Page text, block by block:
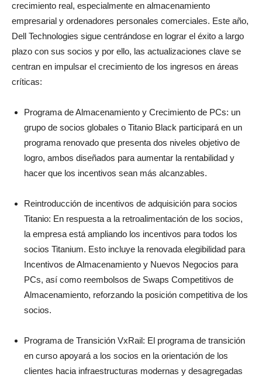
crecimiento real, especialmente en almacenamiento
empresarial y ordenadores personales comerciales. Este año,
Dell Technologies sigue centrándose en lograr el éxito a largo
plazo con sus socios y por ello, las actualizaciones clave se
centran en impulsar el crecimiento de los ingresos en áreas
críticas:
Programa de Almacenamiento y Crecimiento de PCs: un
grupo de socios globales o Titanio Black participará en un
programa renovado que presenta dos niveles objetivo de
logro, ambos diseñados para aumentar la rentabilidad y
hacer que los incentivos sean más alcanzables.
Reintroducción de incentivos de adquisición para socios
Titanio: En respuesta a la retroalimentación de los socios,
la empresa está ampliando los incentivos para todos los
socios Titanium. Esto incluye la renovada elegibilidad para
Incentivos de Almacenamiento y Nuevos Negocios para
PCs, así como reembolsos de Swaps Competitivos de
Almacenamiento, reforzando la posición competitiva de los
socios.
Programa de Transición VxRail: El programa de transición
en curso apoyará a los socios en la orientación de los
clientes hacia infraestructuras modernas y desagregadas